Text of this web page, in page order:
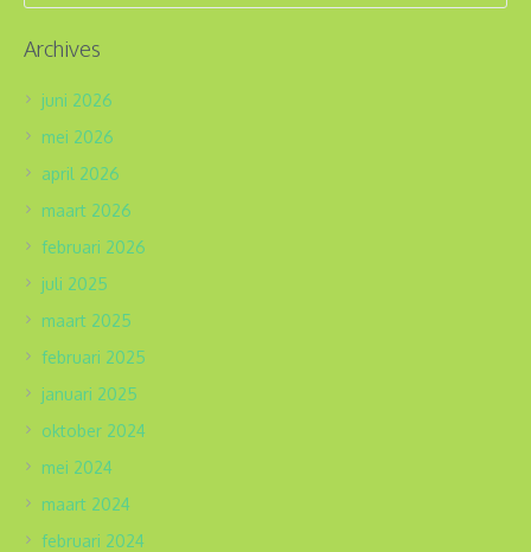
Archives
juni 2026
mei 2026
april 2026
maart 2026
februari 2026
juli 2025
maart 2025
februari 2025
januari 2025
oktober 2024
mei 2024
maart 2024
februari 2024